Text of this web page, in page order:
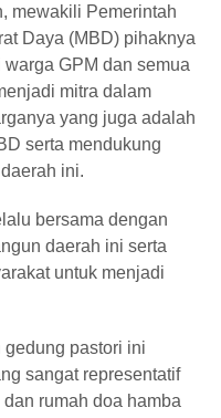
mewakili Pemerintah
Daya (MBD) pihaknya
GPM dan semua
mitra dalam
yang juga adalah
serta mendukung
ini.
bersama dengan
daerah ini serta
untuk menjadi
gedung pastori ini
sangat representatif
rumah doa hamba